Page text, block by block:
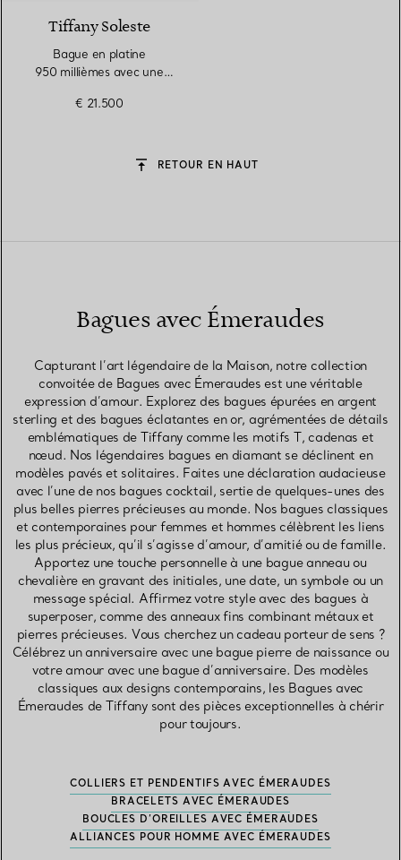
Tiffany Soleste
Bague en platine
950 millièmes avec une
€ 21.500
RETOUR EN HAUT
Bagues avec Émeraudes
Capturant l’art légendaire de la Maison, notre collection
convoitée de Bagues avec Émeraudes est une véritable
expression d’amour. Explorez des bagues épurées en argent
sterling et des bagues éclatantes en or, agrémentées de détails
emblématiques de Tiffany comme les motifs T, cadenas et
nœud. Nos légendaires bagues en diamant se déclinent en
modèles pavés et solitaires. Faites une déclaration audacieuse
avec l’une de nos bagues cocktail, sertie de quelques-unes des
plus belles pierres précieuses au monde. Nos bagues classiques
et contemporaines pour femmes et hommes célèbrent les liens
les plus précieux, qu’il s’agisse d’amour, d’amitié ou de famille.
Apportez une touche personnelle à une bague anneau ou
chevalière en gravant des initiales, une date, un symbole ou un
message spécial. Affirmez votre style avec des bagues à
superposer, comme des anneaux fins combinant métaux et
pierres précieuses. Vous cherchez un cadeau porteur de sens ?
Célébrez un anniversaire avec une bague pierre de naissance ou
votre amour avec une bague d’anniversaire. Des modèles
classiques aux designs contemporains, les Bagues avec
Émeraudes de Tiffany sont des pièces exceptionnelles à chérir
pour toujours.
COLLIERS ET PENDENTIFS AVEC ÉMERAUDES
BRACELETS AVEC ÉMERAUDES
BOUCLES D’OREILLES AVEC ÉMERAUDES
ALLIANCES POUR HOMME AVEC ÉMERAUDES